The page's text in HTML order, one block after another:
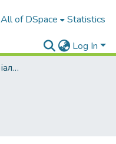
All of DSpace Statistics
Log In
Архів наукових матеріалів